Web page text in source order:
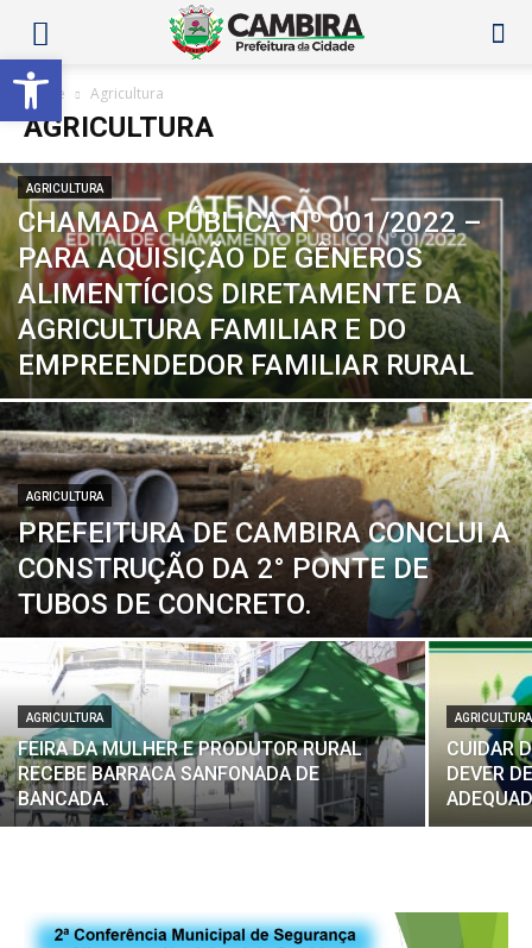
Abrir a barra de ferramentas
Home Agricultura
AGRICULTURA
AGRICULTURA
CHAMADA PÚBLICA Nº 001/2022 –
PARA AQUISIÇÃO DE GÊNEROS
ALIMENTÍCIOS DIRETAMENTE DA
AGRICULTURA FAMILIAR E DO
EMPREENDEDOR FAMILIAR RURAL
AGRICULTURA
PREFEITURA DE CAMBIRA CONCLUI A
CONSTRUÇÃO DA 2° PONTE DE
TUBOS DE CONCRETO.
AGRICULTURA
FEIRA DA MULHER E PRODUTOR RURAL
RECEBE BARRACA SANFONADA DE
BANCADA.
AGRICULTURA
CUIDAR
DEVER